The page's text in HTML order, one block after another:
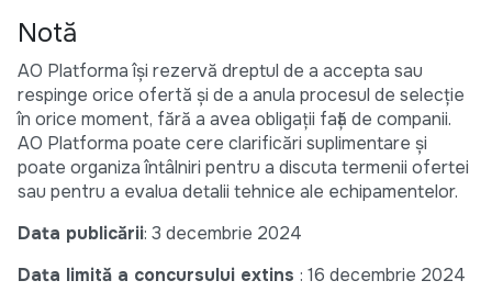
Notă
AO Platforma își rezervă dreptul de a accepta sau
respinge orice ofertă și de a anula procesul de selecție
în orice moment, fără a avea obligații față de companii.
AO Platforma poate cere clarificări suplimentare și
poate organiza întâlniri pentru a discuta termenii ofertei
sau pentru a evalua detalii tehnice ale echipamentelor.
Data publicării: 3 decembrie 2024
Data limită a concursului extins : 16 decembrie 2024